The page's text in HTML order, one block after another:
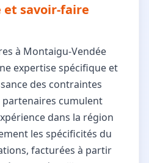
et savoir-faire
à Montaigu-Vendée
expertise spécifique et
des contraintes
partenaires cumulent
dans la région
les spécificités du
facturées à partir